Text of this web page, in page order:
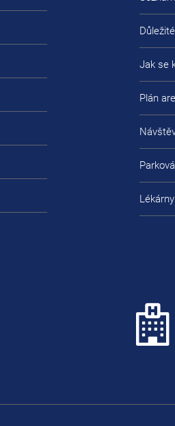
Jak se
Plán
Lékárny